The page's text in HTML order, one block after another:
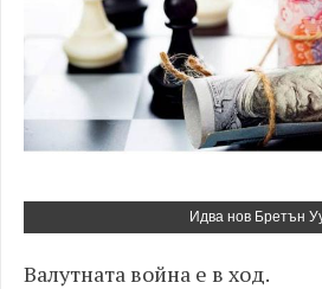
Идва нов Бретън
Валутната война е в ход.